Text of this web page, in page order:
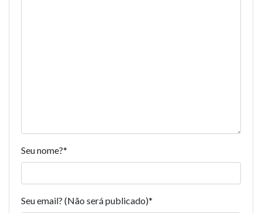
Seu nome?*
Seu email? (Não será publicado)*